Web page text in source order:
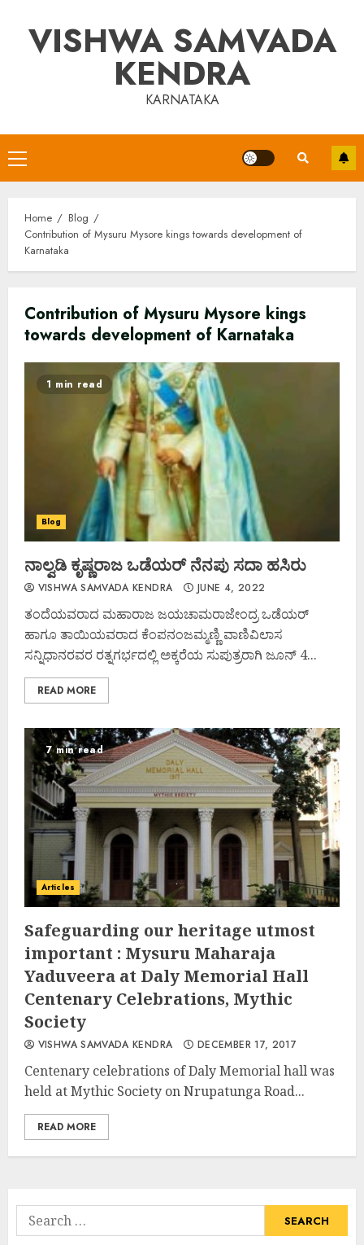
contentVISHWA SAMVADA
KENDRA
KARNATAKA
Primary
Menu
Home
Blog
Contribution of Mysuru Mysore kings towards development of
Karnataka
Contribution of Mysuru Mysore kings
towards development of Karnataka
1 min read
Blog
ನಾಲ್ವಡಿ ಕೃಷ್ಣರಾಜ ಒಡೆಯರ್ ನೆನಪು ಸದಾ ಹಸಿರು
VISHWA SAMVADA KENDRA JUNE 4, 2022
ತಂದೆಯವರಾದ ಮಹಾರಾಜ ಜಯಚಾಮರಾಜೇಂದ್ರ ಒಡೆಯರ್
ಹಾಗೂ ತಾಯಿಯವರಾದ ಕೆಂಪನಂಜಮ್ಮಣ್ಣಿ ವಾಣಿವಿಲಾಸ
ಸನ್ನಿಧಾನರವರ ರತ್ನಗರ್ಭದಲ್ಲಿ ಅಕ್ಕರೆಯ ಸುಪುತ್ರರಾಗಿ ಜೂನ್ 4...
READ MORE
7 min read
Articles
Safeguarding our heritage utmost
important : Mysuru Maharaja
Yaduveera at Daly Memorial Hall
Centenary Celebrations, Mythic
Society
VISHWA SAMVADA KENDRA DECEMBER 17, 2017
Centenary celebrations of Daly Memorial hall was
held at Mythic Society on Nrupatunga Road...
READ MORE
Search
for: